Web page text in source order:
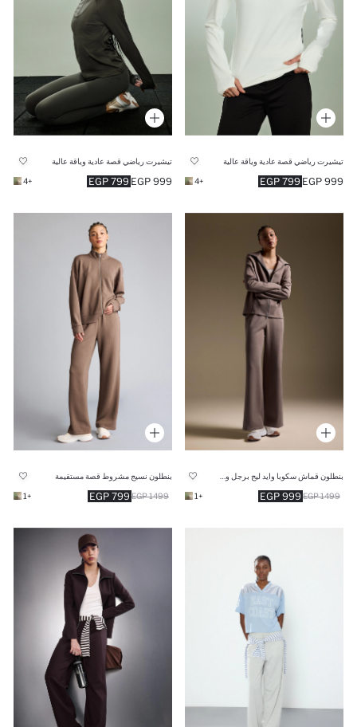
تيشيرت رياضي قصة عادية وياقة عالية
799 EGP 999 EGP
+4
تيشيرت رياضي قصة عادية وياقة عالية
799 EGP 999 EGP
+4
999 EGP 1499 EGP
+1
بنطلون نسيج مشروط قصة مستقيمة
799 EGP 1499 EGP
+1